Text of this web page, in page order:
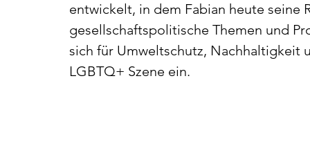
entwickelt, in dem Fabian heute seine
gesellschaftspolitische Themen und
sich für Umweltschutz, Nachhaltigkeit
LGBTQ+ Szene ein.